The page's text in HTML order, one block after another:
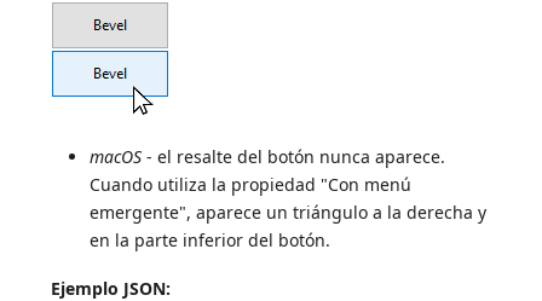
macOS - el resalte del botón nunca aparece.
Cuando utiliza la propiedad "Con menú
emergente", aparece un triángulo a la derecha y
en la parte inferior del botón.
Ejemplo JSON: